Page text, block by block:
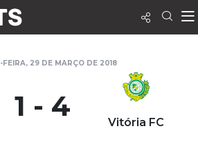
FEIRA, 29 DE MARÇO DE 2018
1 - 4 Vitória FC